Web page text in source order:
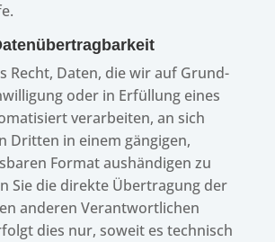
Recht, Daten, die wir auf Grund­
oder in Erfül­lung eines
verar­bei­ten, an sich
Drit­ten in einem gängi­gen,
Format aushän­di­gen zu
Sie die direkte Über­tra­gung der
ande­ren Verant­wort­li­chen
dies nur, soweit es tech­nisch